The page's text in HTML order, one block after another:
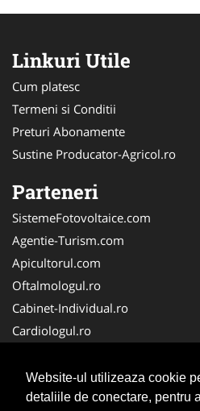
Website-ul utilizeaza cookie
detaliile de conectare, pentru
Linkuri Utile
Cum platesc
Termeni si Conditii
Preturi Abonamente
Sustine Producator-Agricol.ro
Parteneri
SistemeFotovoltaice.com
Agentie-Turism.com
Apicultorul.com
Oftalmologul.ro
Cabinet-Individual.ro
Cardiologul.ro
CramaVinuri.ro
Centru-Copiere.ro